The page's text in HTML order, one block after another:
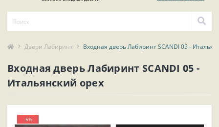
Двери Лабиринт Входная дверь Лабиринт SCANDI 05 -
Входная дверь Лабиринт SCANDI 05 -
Итальянский орех
-5%